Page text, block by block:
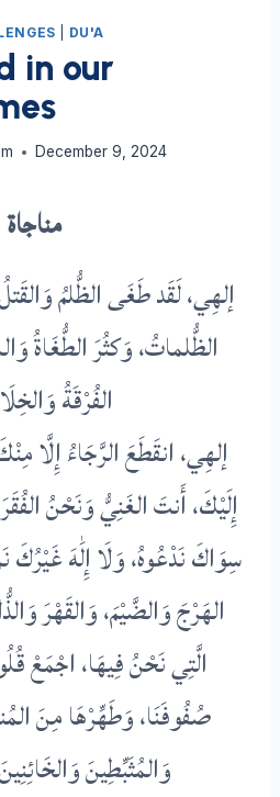
DU'A
in our
December 9, 2024
مناجاة
إلهِي، لَقَد طَغَى الظُّلمُ
الظُّلماتُ، وَكثُرَ الطُّغَاةُ
الفُرْقَةُ
إلهِي، انقَطَعَ الرَّجَاءُ إِلَّا
إِلَيْكَ، أَنتَ الغَنِيُّ وَنَحْنُ
سِوَاكَ نَدْعُوهُ، وَلَا إِلَٰهَ غَيْرُكَ
الهَرْجَ وَالضَّيْمَ، وَالقَهْرَ
الَّتِي نَحْنُ فِيهَا، اجْمَعْ
صُفُوفَنَا، وَطَهِّرْهَا مِنَ
وَالمُثَبِّطِينَ